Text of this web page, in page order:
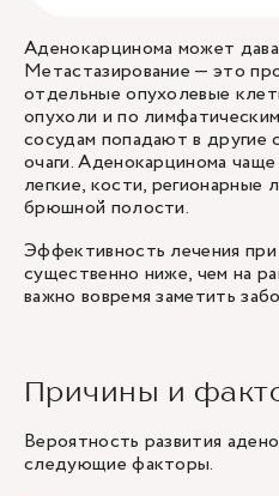
Аденокарцинома может
Метастазирование — это
отдельные опухолевые
опухоли и по
сосудам попадают в другие
очаги. Аденокарцинома
легкие, кости, регионарные
брюшной полости.
Эффективность лечения
существенно ниже, чем на
важно вовремя заметить
Причины и
Вероятность развития
следующие факторы.